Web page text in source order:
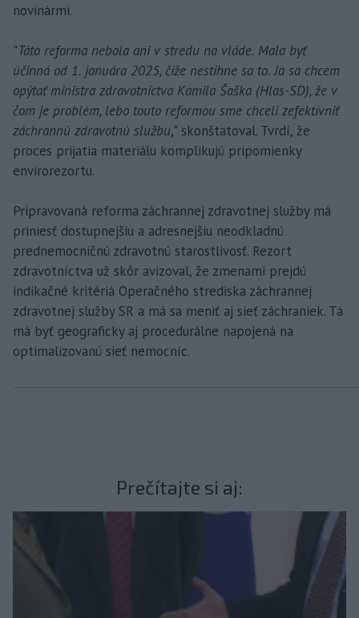
novinármi.
"Táto reforma nebola ani v stredu na vláde. Mala byť
účinná od 1. januára 2025, čiže nestihne sa to. Ja sa chcem
opýtať ministra zdravotníctva Kamila Šaška (Hlas-SD), že v
čom je problém, lebo touto reformou sme chceli zefektívniť
záchrannú zdravotnú službu," skonštatoval. Tvrdí, že
proces prijatia materiálu komplikujú pripomienky
envirorezortu.
Pripravovaná reforma záchrannej zdravotnej služby má
priniesť dostupnejšiu a adresnejšiu neodkladnú
prednemocničnú zdravotnú starostlivosť. Rezort
zdravotníctva už skôr avizoval, že zmenami prejdú
indikačné kritériá Operačného strediska záchrannej
zdravotnej služby SR a má sa meniť aj sieť záchraniek. Tá
má byť geograficky aj procedurálne napojená na
optimalizovanú sieť nemocníc.
Prečítajte si aj: